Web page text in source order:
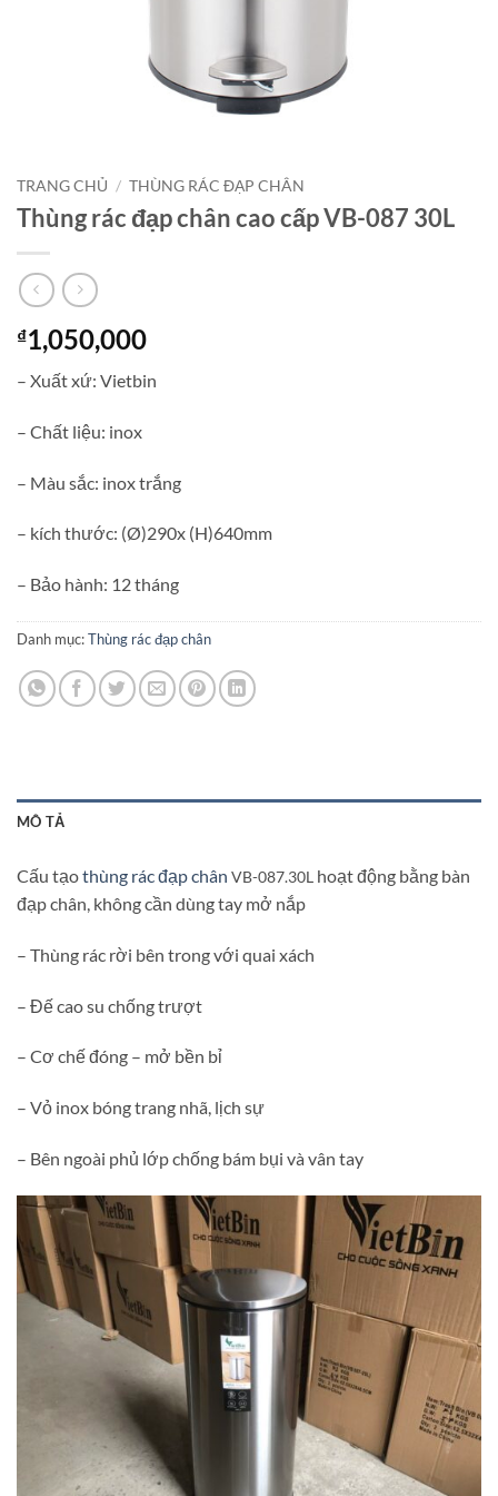
TRANG CHỦ / THÙNG RÁC ĐẠP CHÂN
Thùng rác đạp chân cao cấp VB-087 30L
₫1,050,000
– Xuất xứ: Vietbin
– Chất liệu: inox
– Màu sắc: inox trắng
– kích thước: (Ø)290x (H)640mm
– Bảo hành: 12 tháng
Danh mục:Thùng rác đạp chân
MÔ TẢ
Cấu tạothùng rác đạp chân VB-087.30L hoạt động bằng bàn
đạp chân, không cần dùng tay mở nắp
– Thùng rác rời bên trong với quai xách
– Đế cao su chống trượt
– Cơ chế đóng – mở bền bỉ
– Vỏ inox bóng trang nhã, lịch sự
– Bên ngoài phủ lớp chống bám bụi và vân tay